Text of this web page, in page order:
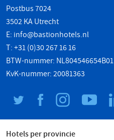
Postbus 7024
3502 KA Utrecht
E: info@bastionhotels.nl
T: +31 (0)30 267 16 16
BTW-nummer: NL804546654B01
KvK-nummer: 20081363
Hotels per provincie